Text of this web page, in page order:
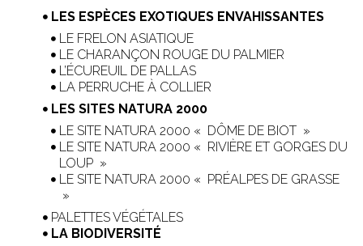
LES ESPÈCES EXOTIQUES ENVAHISSANTES
LE FRELON ASIATIQUE
LE CHARANÇON ROUGE DU PALMIER
L’ÉCUREUIL DE PALLAS
LA PERRUCHE À COLLIER
LES SITES NATURA 2000
LE SITE NATURA 2000 « DÔME DE BIOT »
LE SITE NATURA 2000 « RIVIÈRE ET GORGES DU
LOUP »
LE SITE NATURA 2000 « PRÉALPES DE GRASSE
»
PALETTES VÉGÉTALES
LA BIODIVERSITÉ